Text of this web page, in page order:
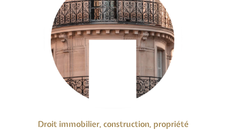
Droit immobilier, construction, propriété